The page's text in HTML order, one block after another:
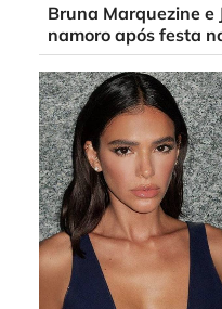
Bruna Marquezine e
namoro após festa